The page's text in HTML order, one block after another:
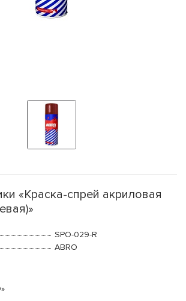
«Краска-спрей акриловая
SPO-029-R
ABRO